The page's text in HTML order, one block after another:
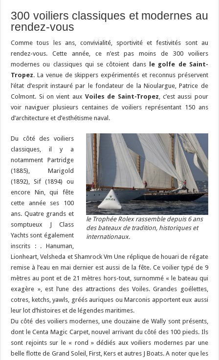
300 voiliers classiques et modernes au
rendez-vous
Comme tous les ans, convivialité, sportivité et festivités sont au
rendez-vous. Cette année, ce n’est pas moins de 300 voiliers
modernes ou classiques qui se côtoient dans
le golfe de Saint-
Tropez. La venue de skippers expérimentés et reconnus préservent
l’état d’esprit instauré par le fondateur de la Nioulargue, Patrice de
Colmont. Si on vient aux Voiles de Saint-Tropez, c’est aussi pour
voir naviguer plusieurs centaines de voiliers représentant 150 ans
d’architecture et d’esthétisme naval.
le Trophée Rolex rassemble depuis 6 ans
des bateaux de tradition, historiques et
internationaux.
Du côté des voiliers
classiques, il y a
notamment Partridge
(1885), Marigold
(1892), Sif (1894) ou
encore Nin, qui fête
cette année ses 100
ans. Quatre grands et
somptueux J Class
Yachts sont également
inscrits : . Hanuman,
Lionheart, Velsheda et Shamrock Vm Une réplique de houari de régate
remise à l’eau en mai dernier est aussi de la fête. Ce voilier typé de 9
mètres au pont et de 21 mètres hors-tout, surnommé « le bateau qui
exagère », est l’une des attractions des Voiles. Grandes goélettes,
cotres, ketchs, yawls, gréés auriques ou Marconis apportent eux aussi
leur lot d’histoires et de légendes maritimes.
Du côté des voiliers modernes, une douzaine de Wally sont présents,
dont le Centa Magic Carpet, nouvel arrivant du côté des 100 pieds. Ils
sont rejoints sur le « rond » dédiés aux voiliers modernes par une
belle flotte de Grand Soleil, First, Kers et autres J Boats. A noter que les